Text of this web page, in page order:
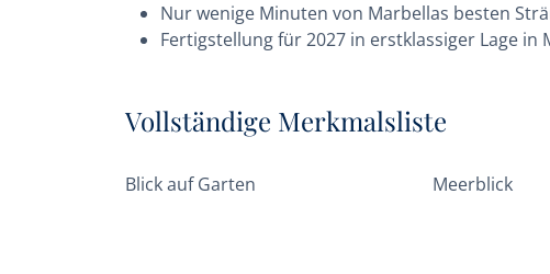
Nur wenige Minuten von Marbellas besten
Fertigstellung für 2027 in erstklassiger Lage in
Vollständige Merkmalsliste
Blick auf Garten Meerblick